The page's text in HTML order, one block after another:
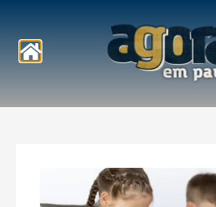
Notícias